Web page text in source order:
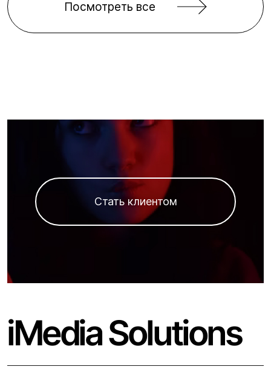
Посмотреть все
Стать клиентом
iMedia Solutions